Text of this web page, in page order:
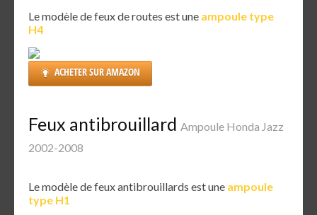
Le modèle de feux de routes est une ampoule type
H4
ACHETER SUR AMAZON
Feux antibrouillard Ampoule Honda Jazz
2002-2008
Le modèle de feux antibrouillards est une ampoule
type H1